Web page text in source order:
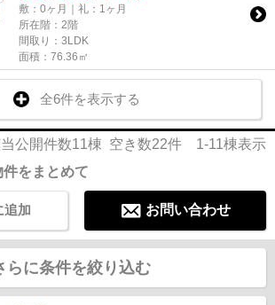
敷：0ヶ月｜礼：1ヶ月
所在階：2階
間取り：3LDK
面積：76.36㎡
全6件を表示する
公開件数11棟 空き数22件 1-11棟表示
をまとめて
お問い合わせ
追加
らに条件を絞り込む